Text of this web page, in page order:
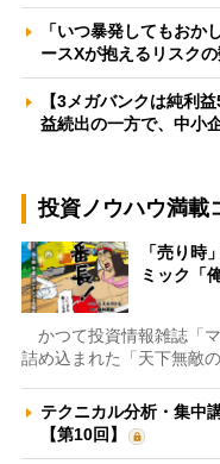
「いつ暴発してもおか
ースXが抱えるリスク
【3メガバンクは純利
益続出の一方で、中小
投資ノウハウ満載
「売り
ミック「
かつて投資情報雑誌「
詰め込まれた「天下無敵
テクニカル分析・集中
【第10回】